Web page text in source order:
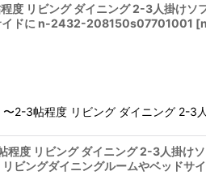
リビング ダイニング 2-3人掛けソ
イドに n-2432-208150s07701001 [
2-3帖程度 リビング ダイニング 2-3
リビング ダイニング 2-3人掛け
リビングダイニングルームやベッド